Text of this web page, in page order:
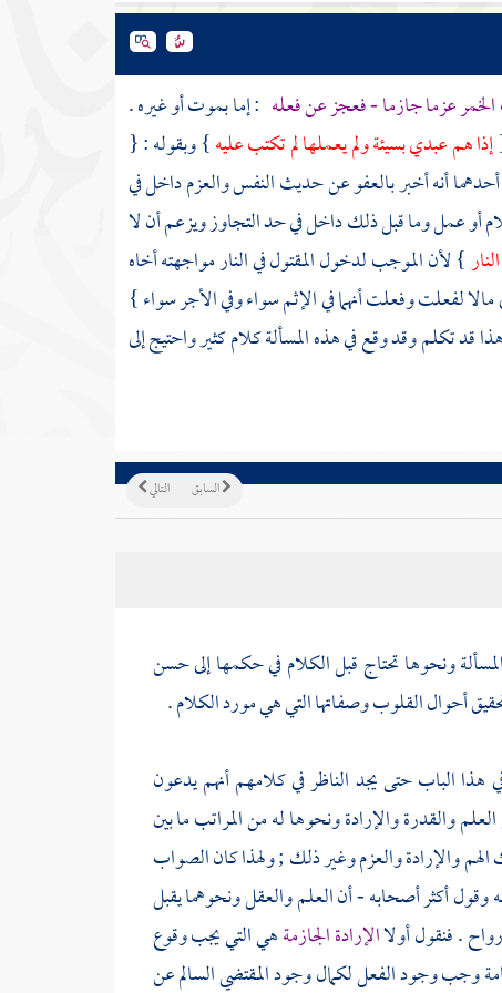
عزما جازما - فعجز عن فعله : إما بموت أو غيره .
إذا هم عبدي بسيئة ولم يعملها لم تكتب عليه} وبقوله : {
أنه أخبر بالعفو عن حديث النفس والعزم داخل في
أو عمل وما قبل ذلك داخل في حد التجاوز ويزعم أن لا
} لأن الموجب لدخول المقتول في النار مواجهته أخاه
لفعلت وفعلت أنهما في الإثم سواء وفي الأجر سواء }
قد تكلم وقد وقع في هذه المسألة كلام كثير واحتيج إلى
التالي السابق
ونحوها تحتاج قبل الكلام في حكمها إلى حسن
أحوال القلوب وصفاتها التي هي مورد الكلام .
الباب حتى يجد الناظر في كلامهم أنهم يدعون
والقدرة والإرادة ونحوها له من المراتب ما بين
والإرادة والعزم وغير ذلك ; ولهذا كان الصواب
وقول أكثر أصحابه - أن العلم والعقل ونحوهما يقبل
. فنقول أولاالإرادة الجازمةهي التي يجب وقوع
وجب وجود الفعل لكمال وجود المقتضي السالم عن